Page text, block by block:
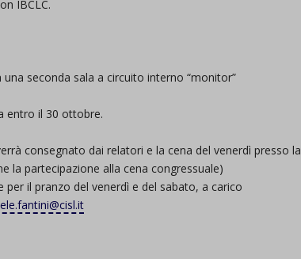
IBCLC.
seconda sala a circuito interno “monitor”
entro il 30 ottobre.
consegnato dai relatori e la cena del venerdì presso la
la partecipazione alla cena congressuale)
per il pranzo del venerdì e del sabato, a carico